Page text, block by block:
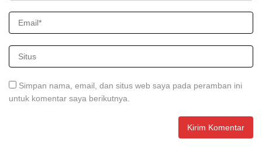
Simpan nama, email, dan situs web saya pada peramban ini
untuk komentar saya berikutnya.